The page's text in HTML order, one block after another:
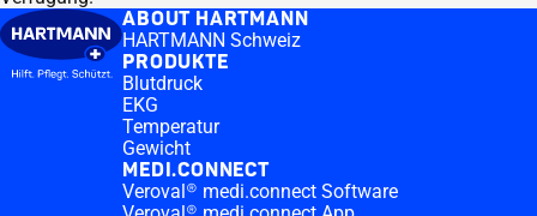
ABOUT HARTMANN
HARTMANN Schweiz
PRODUKTE
Blutdruck
EKG
Temperatur
Gewicht
MEDI.CONNECT
Veroval® medi.connect Software